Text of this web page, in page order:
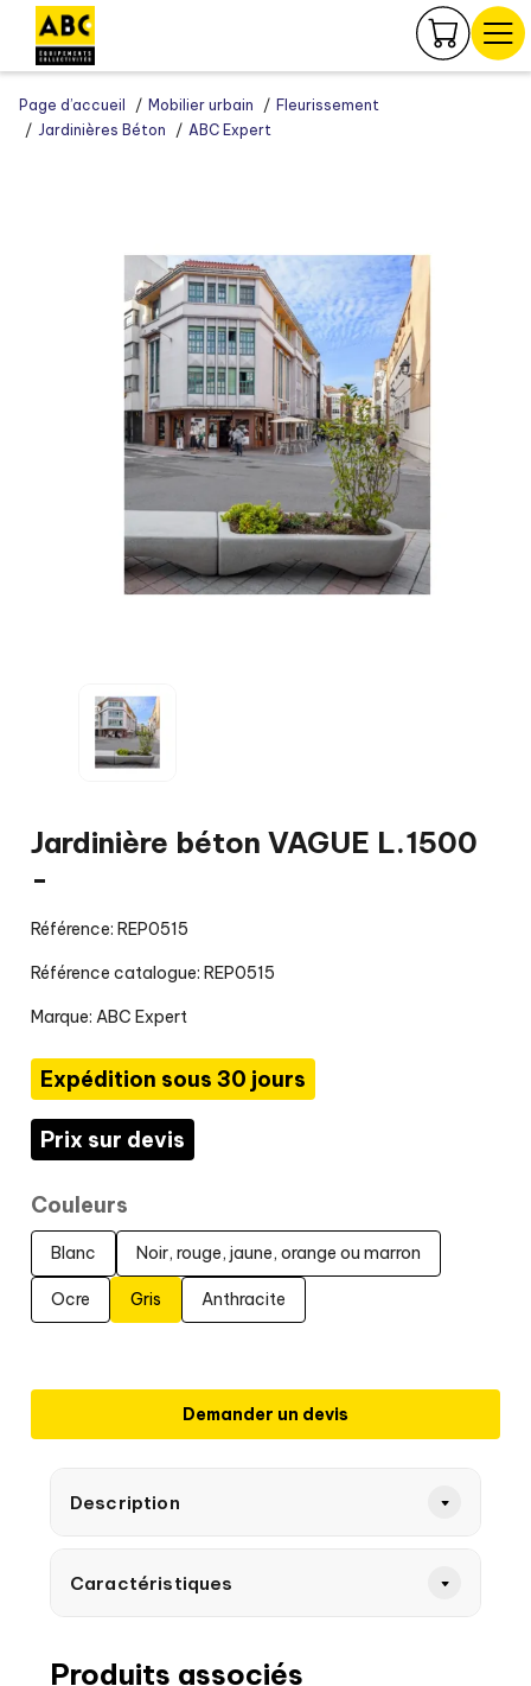
Page d’accueil Mobilier urbain
Fleurissement
Jardinières Béton
ABC Expert
Jardinière béton VAGUE L.1500
-
Référence: REP0515
Référence catalogue: REP0515
Marque: ABC Expert
Expédition sous 30 jours
Prix sur devis
Couleurs
Blanc Noir, rouge, jaune, orange ou marron
Ocre Gris Anthracite
Demander un devis
Description
Caractéristiques
Produits associés
Panneau de gestion des cookies